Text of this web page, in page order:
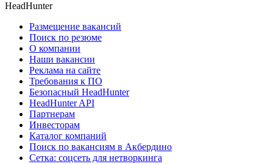
HeadHunter
Размещение вакансий
Поиск по резюме
О компании
Наши вакансии
Реклама на сайте
Требования к ПО
Безопасный HeadHunter
HeadHunter API
Партнерам
Инвесторам
Каталог компаний
Поиск по вакансиям в Акбердино
Сетка: соцсеть для нетворкинга